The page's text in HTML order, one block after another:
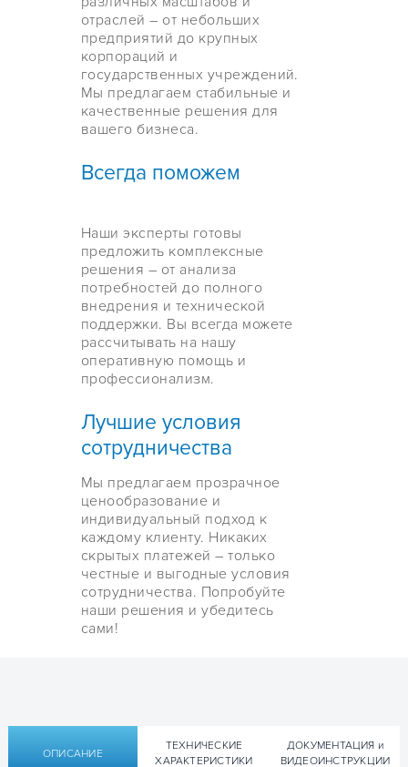
отраслей – от небольших
предприятий до крупных
корпораций и
государственных учреждений.
Мы предлагаем стабильные и
качественные решения для
вашего бизнеса.
Всегда поможем
Наши эксперты готовы
предложить комплексные
решения – от анализа
потребностей до полного
внедрения и технической
поддержки. Вы всегда можете
рассчитывать на нашу
оперативную помощь и
профессионализм.
Лучшие условия
сотрудничества
Мы предлагаем прозрачное
ценообразование и
индивидуальный подход к
каждому клиенту. Никаких
скрытых платежей – только
честные и выгодные условия
сотрудничества. Попробуйте
наши решения и убедитесь
сами!
ОПИСАНИЕ
ТЕХНИЧЕСКИЕ
ХАРАКТЕРИСТИКИ
ДОКУМЕНТАЦИЯ и
ВИДЕОИНСТРУКЦИИ